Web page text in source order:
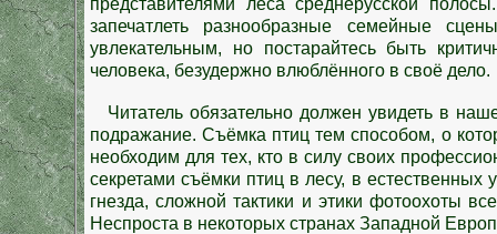
представителями леса среднерусской
запечатлеть разнообразные семейные
увлекательным, но постарайтесь быть
человека, безудержно влюблённого в своё дело.
Читатель обязательно должен увидеть в
подражание. Съёмка птиц тем способом, о
необходим для тех, кто в силу своих
секретами съёмки птиц в лесу, в
гнезда, сложной тактики и этики фотоохоты
Неспроста в некоторых странах Западной